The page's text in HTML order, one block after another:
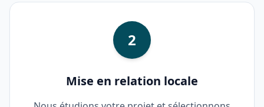
2
Mise en relation locale